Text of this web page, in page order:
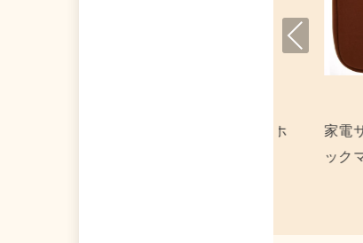
キーホ
フォトカ
Pre